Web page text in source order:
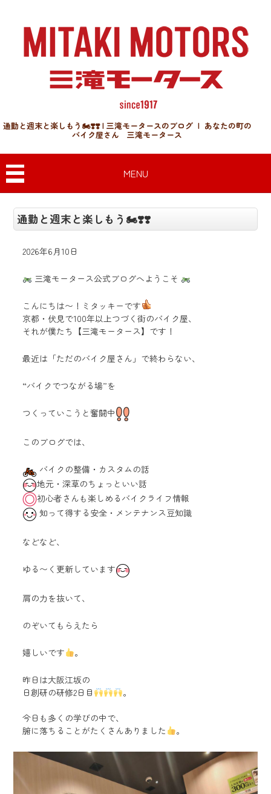
通勤と週末と楽しもう🏍❣❣ | 三滝モータースのブログ | あなたの町の
バイク屋さん 三滝モータース
MENU
通勤と週末と楽しもう🏍❣❣
2026年6月10日
三滝モータース公式ブログへようこそ
こんにちは〜！ミタッキーです
京都・伏見で100年以上つづく街のバイク屋、
それが僕たち【三滝モータース】です！
最近は「ただのバイク屋さん」で終わらない、
“バイクでつながる場”を
つくっていこうと奮闘中
このブログでは、
バイクの整備・カスタムの話
地元・深草のちょっといい話
初心者さんも楽しめるバイクライフ情報
知って得する安全・メンテナンス豆知識
などなど、
ゆる〜く更新しています
肩の力を抜いて、
のぞいてもらえたら
嬉しいです 。
昨日は大阪江坂の
日創研の研修2日目
。
今日も多くの学びの中で、
腑に落ちることがたくさんありました
。